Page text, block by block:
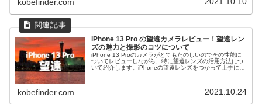
kobefinder.com
iPhone 13 Pro の望遠カメラレビュー！望遠レン
ズの魅力と撮影のコツについて
iPhone 13 Proのカメラがとてもたのしいのでその性能に
ついてレビューしながら、特に望遠レンズの活用方法につ
いて紹介します。iPhoneの望遠レンズをつかって上手に撮
kobefinder.com 2021.10.24